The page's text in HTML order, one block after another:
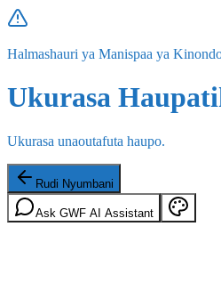
Halmashauri ya Manispaa ya
Ukurasa
Ukurasa unaoutafuta haupo.
Rudi Nyumbani
Ask GWF AI Assistant